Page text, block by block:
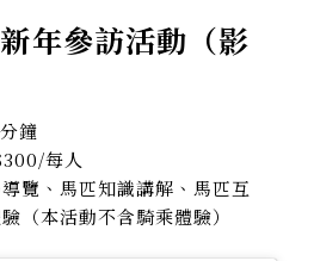
年參訪活動（影
鐘
每人
覽、馬匹知識講解、馬匹互
（本活動不含騎乘體驗）